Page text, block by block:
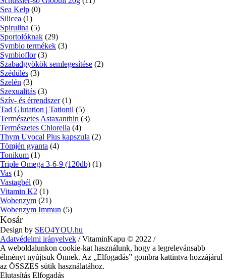
Sea Kelp (0)
Silicea (1)
Spirulina (5)
Sportolóknak (29)
Symbio termékek (3)
Symbioflor (3)
Szabadgyökök semlegesítése (2)
Szédülés (3)
Szelén (3)
Szexualitás (3)
Szív- és érrendszer (1)
Tad Glutation | Tationil (5)
Természetes Astaxanthin (3)
Természetes Chlorella (4)
Thym Uvocal Plus kapszula (2)
Tömjén gyanta (4)
Tonikum (1)
Triple Omega 3-6-9 (120db) (1)
Vas (1)
Vastagbél (0)
Vitamin K2 (1)
Wobenzym (21)
Wobenzym Immun (5)
Kosár
Design by SEO4YOU.hu
Adatvédelmi irányelvek / VitaminKapu © 2022 /
A weboldalunkon cookie-kat használunk, hogy a legrelevánsabb
élményt nyújtsuk Önnek. Az „Elfogadás” gombra kattintva hozzájárul
az ÖSSZES sütik használatához.
Elutasítás Elfogadás